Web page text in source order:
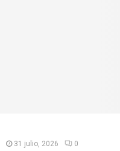
31 julio, 2026 0